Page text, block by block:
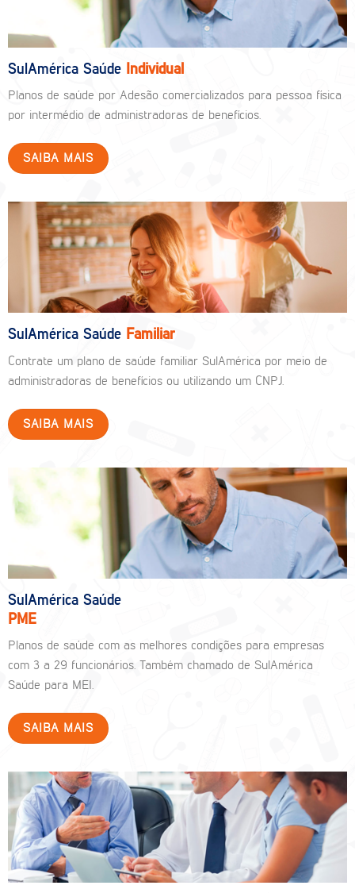
SulAmérica Saúde Individual
Planos de saúde por Adesão comercializados para pessoa física
por intermédio de administradoras de benefícios.
SAIBA MAIS
SulAmérica Saúde Familiar
Contrate um plano de saúde familiar SulAmérica por meio de
administradoras de benefícios ou utilizando um CNPJ.
SAIBA MAIS
SulAmérica Saúde
PME
Planos de saúde com as melhores condições para empresas
com 3 a 29 funcionários. Também chamado de SulAmérica
Saúde para MEI.
SAIBA MAIS